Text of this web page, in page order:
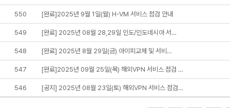
550 [완료]2025년 9월 1일(월) H-VM 서비스 점검 안내
549 [완료] 2025년 08월 28,29일 인도/인도네시아 서…
548 [완료] 2025년 8월 29일(금) 아이피교체 및 서비…
547 [완료]2025년 09월 25일(목) 해외VPN 서비스 점검 …
546 [공지] 2025년 08월 23일(토) 해외VPN 서비스 점검…